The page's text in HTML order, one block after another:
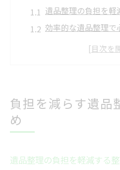
遺品整理の負担を
効率的な遺品整理で
説
大切な品を丁寧に扱
負担を減らす遺品
め
遺品整理の負担を軽減する